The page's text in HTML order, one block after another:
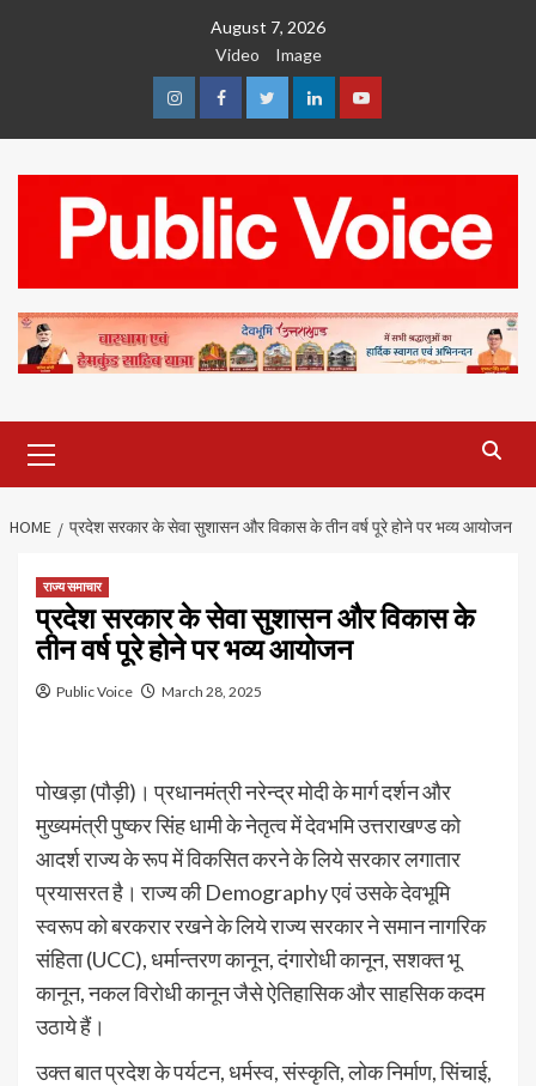
August 7, 2026
Video
Image
InstagramFacebookTwitterLinkedinYoutube
Menu
HOME प्रदेश सरकार के सेवा सुशासन और विकास के तीन वर्ष पूरे होने पर भव्य आयोजन
राज्य समाचार
प्रदेश सरकार के सेवा सुशासन और विकास के
तीन वर्ष पूरे होने पर भव्य आयोजन
Public Voice March 28, 2025
पोखड़ा (पौड़ी)। प्रधानमंत्री नरेन्द्र मोदी के मार्ग दर्शन और
मुख्यमंत्री पुष्कर सिंह धामी के नेतृत्व में देवभमि उत्तराखण्ड को
आदर्श राज्य के रूप में विकसित करने के लिये सरकार लगातार
प्रयासरत है। राज्य की Demography एवं उसके देवभूमि
स्वरूप को बरकरार रखने के लिये राज्य सरकार ने समान नागरिक
संहिता (UCC), धर्मान्तरण कानून, दंगारोधी कानून, सशक्त भू
कानून, नकल विरोधी कानून जैसे ऐतिहासिक और साहसिक कदम
उठाये हैं।
उक्त बात प्रदेश के पर्यटन, धर्मस्व, संस्कृति, लोक निर्माण, सिंचाई,